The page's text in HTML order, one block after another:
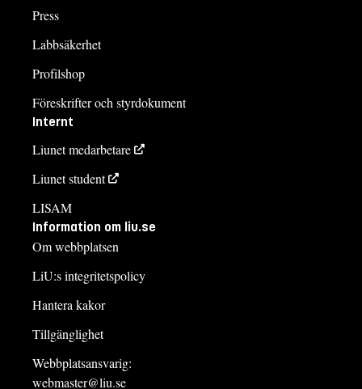
Press
Labbsäkerhet
Profilshop
Föreskrifter och styrdokument
Internt
Liunet medarbetare
Liunet student
LISAM
Information om liu.se
Om webbplatsen
LiU:s integritetspolicy
Hantera kakor
Tillgänglighet
Webbplatsansvarig:
webmaster@liu.se